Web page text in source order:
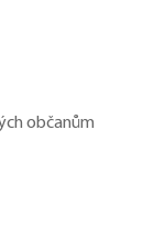
občanům